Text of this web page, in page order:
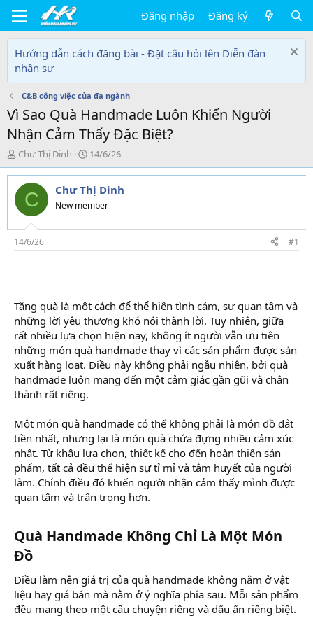
Đăng nhập Đăng ký
Hướng dẫn cách đăng bài - Đặt câu hỏi lên Diễn đàn
nhân sự
C&B công việc của đa ngành
Vì Sao Quà Handmade Luôn Khiến Người
Nhận Cảm Thấy Đặc Biệt?
T
h
r
e
d
s
t
a
r
Chư Thị Dinh
N
g
à
y
g
i
14/6/26
C Chư Thị Dinh
New member
14/6/26 #1
Tặng quà là một cách để thể hiện tình cảm, sự quan tâm và
những lời yêu thương khó nói thành lời. Tuy nhiên, giữa
rất nhiều lựa chọn hiện nay, không ít người vẫn ưu tiên
những món quà handmade thay vì các sản phẩm được sản
xuất hàng loạt. Điều này không phải ngẫu nhiên, bởi quà
handmade luôn mang đến một cảm giác gần gũi và chân
thành rất riêng.
Một món quà handmade có thể không phải là món đồ đắt
tiền nhất, nhưng lại là món quà chứa đựng nhiều cảm xúc
nhất. Từ khâu lựa chọn, thiết kế cho đến hoàn thiện sản
phẩm, tất cả đều thể hiện sự tỉ mỉ và tâm huyết của người
làm. Chính điều đó khiến người nhận cảm thấy mình được
quan tâm và trân trọng hơn.
Quà Handmade Không Chỉ Là Một Món
Đồ​
Điều làm nên giá trị của quà handmade không nằm ở vật
liệu hay giá bán mà nằm ở ý nghĩa phía sau. Mỗi sản phẩm
đều mang theo một câu chuyện riêng và dấu ấn riêng biệt.